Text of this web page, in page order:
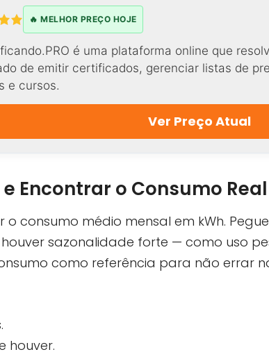
🔥 MELHOR PREÇO HOJE
é uma plataforma online que
de emitir certificados, gerenciar listas de
e cursos.
Ver Preço Atual
Encontrar o Consumo
consumo médio mensal em kWh.
houver sazonalidade forte — como uso
como referência para não errar
houver.